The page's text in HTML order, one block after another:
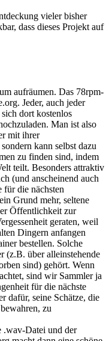
vieler bisher
dass dieses Projekt auf
aufräumen. Das 78rpm-
Jeder, auch jeder
dort kostenlos
Man ist also
mit ihrer
kann selbst dazu
zu finden sind, indem
teilt. Besonders attraktiv
(und anscheinend auch
für die nächsten
Grund mehr, seltene
Öffentlichkeit zur
geraten, weil
Dingern anfangen
bestellen. Solche
(z.B. über alleinstehende
sind) gehört. Wenn
sind wir Sammler ja
für die nächste
dafür, seine Schätze, die
zu
.wav-Datei und der